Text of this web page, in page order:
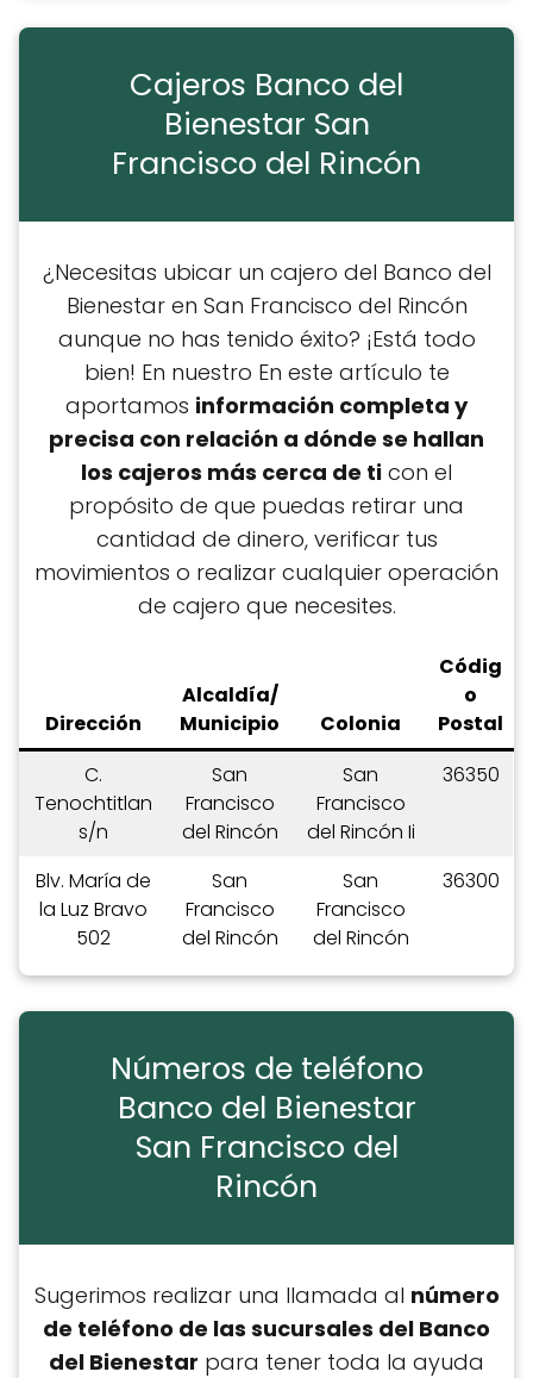
Cajeros Banco del
Bienestar San
Francisco del Rincón
¿Necesitas ubicar un cajero del Banco del
Bienestar en San Francisco del Rincón
aunque no has tenido éxito? ¡Está todo
bien! En nuestro En este artículo te
aportamos información completa y
precisa con relación a dónde se hallan
los cajeros más cerca de ti con el
propósito de que puedas retirar una
cantidad de dinero, verificar tus
movimientos o realizar cualquier operación
de cajero que necesites.
Dirección
Alcaldía/
Municipio
Colonia
Códig
o
Postal
C.
Tenochtitlan
s/n
San
Francisco
del Rincón
San
Francisco
del Rincón Ii
36350
Blv. María de
la Luz Bravo
502
San
Francisco
del Rincón
San
Francisco
del Rincón
36300
Números de teléfono
Banco del Bienestar
San Francisco del
Rincón
Sugerimos realizar una llamada al número
de teléfono de las sucursales del Banco
del Bienestar para tener toda la ayuda